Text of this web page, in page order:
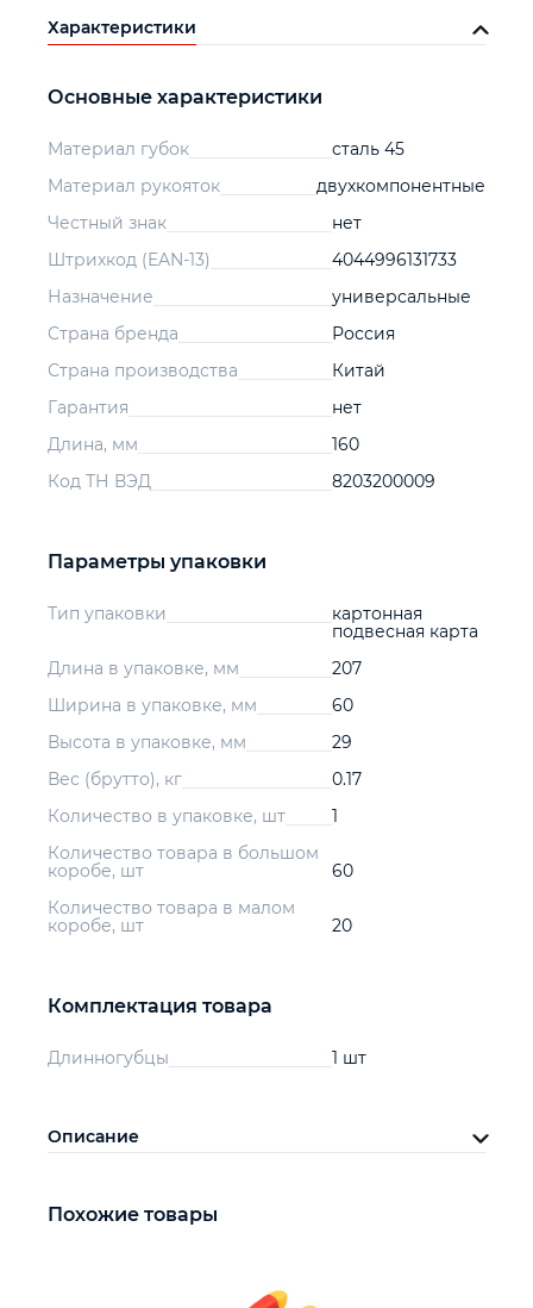
Характеристики
Основные характеристики
Материал губок
сталь 45
Материал рукояток
двухкомпонентные
Честный знак
нет
Штрихкод (EAN-13)
4044996131733
Назначение
универсальные
Страна бренда
Россия
Страна производства
Китай
Гарантия
нет
Длина, мм
160
Код ТН ВЭД
8203200009
Параметры упаковки
Тип упаковки
картонная
подвесная карта
Длина в упаковке, мм
207
Ширина в упаковке, мм
60
Высота в упаковке, мм
29
Вес (брутто), кг
0.17
Количество в упаковке, шт
1
Количество товара в большом
коробе, шт
60
Количество товара в малом
коробе, шт
20
Комплектация товара
Длинногубцы 1 шт
Описание
Похожие товары